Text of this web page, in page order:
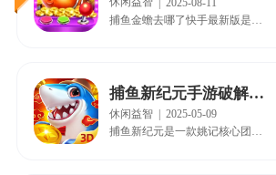
捕鱼新纪元手游破解下载
休闲益智
2025-05-09
捕鱼新纪元是一款姚记核心团队历经数年精心打造的电玩捕鱼游戏 ，它有着3D全景呈现壮丽景象，颠覆了传统的游戏模式，首创了精细华丽的画面，如同置身于深海之中。同时游戏中的超高爆率让你体验刺激和满足感，震撼的技能带来强大视觉冲击力，带您领略前所未有的游戏体验。而进入游戏后玩家们将会化身为一名深海猎人，通过操控炮台发射子弹来捕捉各种海洋生物，从而获得金币和奖励。游戏画面精美，海底世界丰富多彩，各种鱼类栩栩